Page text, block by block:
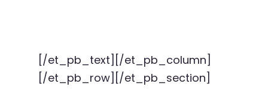
[/et_pb_text][/et_pb_column]
[/et_pb_row][/et_pb_section]